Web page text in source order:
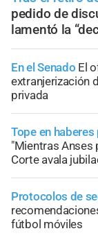
pedido de
lamentó la
En el Senado El
extranjerización
privada
Tope en
"Mientras Anses
Corte avala
Protocolos de
fútbol móviles